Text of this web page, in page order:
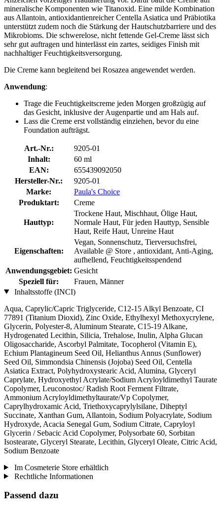
mineralische Komponenten wie Titanoxid. Eine milde Kombination
aus Allantoin, antioxidantienreicher Centella Asiatica und Präbiotika
unterstützt zudem noch die Stärkung der Hautschutzbarriere und des
Mikrobioms. Die schwerelose, nicht fettende Gel-Creme lässt sich
sehr gut auftragen und hinterlässt ein zartes, seidiges Finish mit
nachhaltiger Feuchtigkeitsversorgung.
Die Creme kann begleitend bei Rosazea angewendet werden.
Anwendung:
Trage die Feuchtigkeitscreme jeden Morgen großzügig auf
das Gesicht, inklusive der Augenpartie und am Hals auf.
Lass die Creme erst vollständig einziehen, bevor du eine
Foundation aufträgst.
Art.-Nr.:
9205-01
Inhalt:
60 ml
EAN:
655439092050
Hersteller-Nr.:
9205-01
Marke:
Paula's Choice
Produktart:
Creme
Hauttyp:
Trockene Haut, Mischhaut, Ölige Haut,
Normale Haut, Für jeden Hauttyp, Sensible
Haut, Reife Haut, Unreine Haut
Eigenschaften:
Vegan, Sonnenschutz, Tierversuchsfrei,
Available @ Store , antioxidant, Anti-Aging,
aufhellend, Feuchtigkeitsspendend
Anwendungsgebiet: Gesicht
Speziell für:
Frauen, Männer
Inhaltsstoffe (INCI)
Aqua, Caprylic/Capric Triglyceride, C12-15 Alkyl Benzoate, CI
77891 (Titanium Dioxid), Zinc Oxide, Ethylhexyl Methoxycrylene,
Glycerin, Polyester-8, Aluminum Stearate, C15-19 Alkane,
Hydrogenated Lecithin, Silicia, Trehalose, Inulin, Alpha Glucan
Oligosaccharide, Ascorbyl Palmitate, Tocopherol (Vitamin E),
Echium Plantagineum Seed Oil, Helianthus Annus (Sunflower)
Seed Oil, Simmondsia Chinensis (Jojoba) Seed Oil, Centella
Asiatica Extract, Polyhydroxystearic Acid, Alumina, Glyceryl
Caprylate, Hydroxyethyl Acrylate/Sodium Acryloyldimethyl Taurate
Copolymer, Leuconostoc/ Radish Root Ferment Filtrate,
Ammonium Acryloyldimethyltaurate/Vp Copolymer,
Caprylhydroxamic Acid, Triethoxycaprylylsilane, Diheptyl
Succinate, Xanthan Gum, Allantoin, Sodium Polyacrylate, Sodium
Hydroxyde, Acacia Senegal Gum, Sodium Citrate, Capryloyl
Glycerin / Sebacic Acid Copolymer, Polysorbate 60, Sorbitan
Isostearate, Glyceryl Stearate, Lecithin, Glyceryl Oleate, Citric Acid,
Sodium Benzoate
Im Cosmeterie Store erhältlich
Rechtliche Informationen
Passend dazu